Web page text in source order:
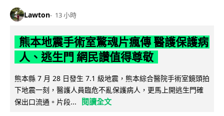
Lawton 13 小時
熊本地震手術室驚魂片瘋傳 醫護保護病
人、逃生門 網民讚值得尊敬
熊本縣 7 月 28 日發生 7.1 級地震，熊本綜合醫院手術室鏡頭拍
下地震一刻，醫護人員臨危不亂保護病人，更馬上開逃生門確
保出口流通。片段...
閱讀全文